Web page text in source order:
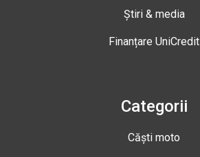
Știri & media
Finanțare UniCredit
Categorii
Căști moto